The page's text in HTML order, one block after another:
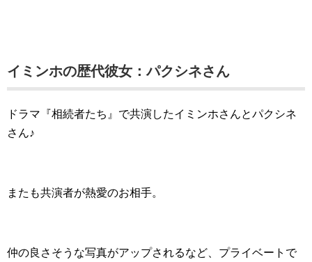
イミンホの歴代彼女：パクシネさん
ドラマ『相続者たち』で共演したイミンホさんとパクシネ
さん♪
またも共演者が熱愛のお相手。
仲の良さそうな写真がアップされるなど、プライベートで